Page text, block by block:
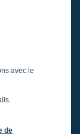
avec le
de